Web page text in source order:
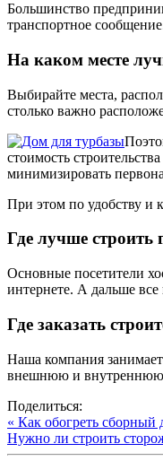
Большинство
транспортное
На каком месте
Выбирайте места,
столько важно
стоимость
минимизировать
При этом по удобству и
Где лучше строить
Основные посетители
интернете. А дальше
Где заказать
Наша компания
внешнюю и внутреннюю
Поделиться:
« Как обогреть сборный
Нужно ли строить